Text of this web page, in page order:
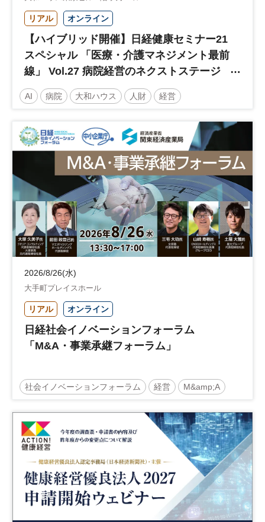
リアル オンライン
【ハイブリッド開催】日経健康セミナー21
スペシャル 「医療・介護マネジメント最前
線」 Vol.27 病院経営のネクストステージ
～診療報酬改定のその先 AI・DX・人財戦
略で描く持続可能な未来へ～
AI 病院 大和ハウス 人財 経営
人材戦略
日経健康セミナー 病院経営 診療報酬
土日祝開催
2026/8/26(水)
大手町プレイスホール
リアル オンライン
日経社会イノベーションフォーラム
「M&A・事業承継フォーラム」
社会イノベーションフォーラム 経営 M&amp;A
事業承継 中堅中小企業
日経社会イノベーションフォーラム 参加無料